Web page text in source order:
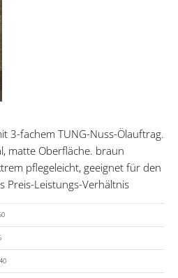
3-fachem TUNG-Nuss-Ölauftrag.
matte Oberfläche. braun
pflegeleicht, geeignet für den
Preis-Leistungs-Verhältnis